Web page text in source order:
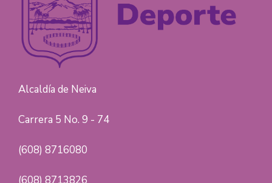
Alcaldía de Neiva
Carrera 5 No. 9 - 74
(608) 8716080
(608) 8713826